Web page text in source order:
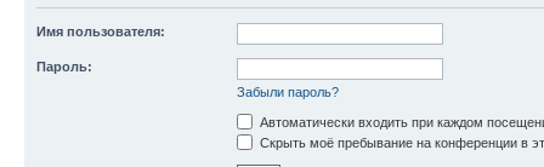
Имя пользователя:
Пароль:
Забыли пароль?
Автоматически входить при каждом
Скрыть моё пребывание на конференции в